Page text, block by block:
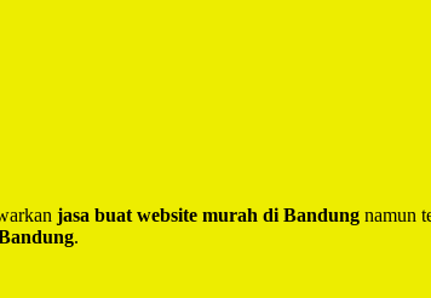
jasa buat website murah di Bandung namun
.